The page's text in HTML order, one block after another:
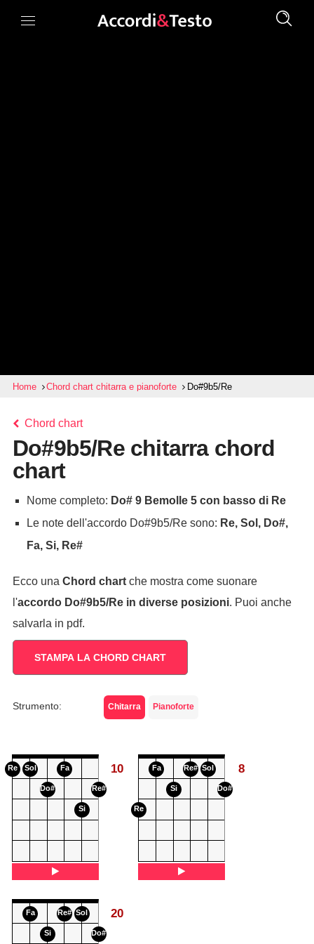
Home Chord chart chitarra e pianoforte Do#9b5/Re
Chord chart
Do#9b5/Re chitarra chord
chart
Nome completo: Do# 9 Bemolle 5 con basso di Re
Le note dell'accordo Do#9b5/Re sono: Re, Sol, Do#,
Fa, Si, Re#
Ecco una Chord chartche mostra come suonare
l'accordo Do#9b5/Rein diverse posizioni. Puoi anche
salvarla in pdf.
STAMPA LA CHORD CHART
Strumento: Chitarra Pianoforte
Re Sol
Do#
Fa
Si
Re#
10
Re
Fa
Si
Re# Sol
Do#
8
Fa
Si
Re# Sol
Do#
20